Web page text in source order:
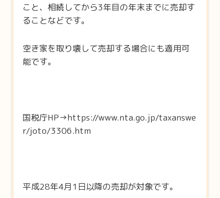
こと、相続してから3年目の年末までに売却す
ることなどです。
空き家を取り壊して売却する場合にも適用可
能です。
国税庁HP→https://www.nta.go.jp/taxanswe
r/joto/3306.htm
平成28年4月1日以降の売却が対象です。